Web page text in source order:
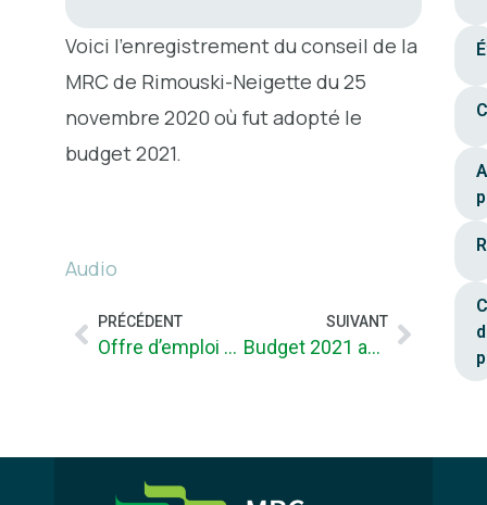
Voici l’enregistrement du conseil de la
MRC de Rimouski-Neigette du 25
novembre 2020 où fut adopté le
budget 2021.
Audio
PRÉCÉDENT
Offre d’emploi (conditions de travail actualisées): Directeur (trice) général (e) et secrétaire-trésorier(ière) à Esprit-Saint
SUIVANT
Budget 2021 adopté